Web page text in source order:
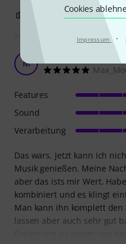
Cookies
Impressum ·
1
M Danke. Jetzt
Das wars. Jetzt kann ich
Musik genießen. Meine
aber das ists mir Wert.
kombiniert und es klingt
Man kann ihn komplett
lassen aber auch sehr gut
Features
Sound
Verarbeitung